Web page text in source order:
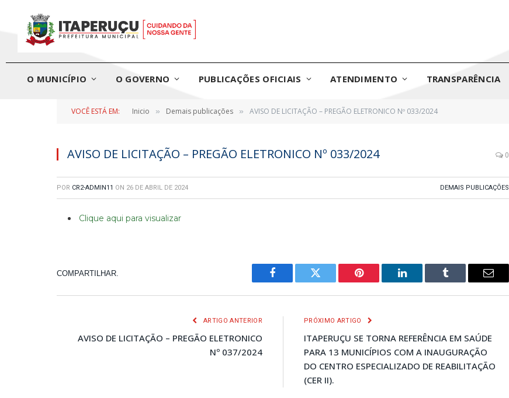
O MUNICÍPIO O GOVERNO PUBLICAÇÕES OFICIAIS ATENDIMENTO TRANSPARÊNCIA
VOCÊ ESTÁ EM: Inicio » Demais publicações » AVISO DE LICITAÇÃO – PREGÃO ELETRONICO Nº 033/2024
AVISO DE LICITAÇÃO – PREGÃO ELETRONICO Nº 033/2024 0
POR CR2-ADMIN11 ON 26 DE ABRIL DE 2024 DEMAIS PUBLICAÇÕES
Clique aqui para visualizar
COMPARTILHAR.
Facebook Twitter Pinterest LinkedIn Tumblr
E-
ARTIGO ANTERIOR
AVISO DE LICITAÇÃO – PREGÃO ELETRONICO
Nº 037/2024
PRÓXIMO ARTIGO
ITAPERUÇU SE TORNA REFERÊNCIA EM SAÚDE
PARA 13 MUNICÍPIOS COM A INAUGURAÇÃO
DO CENTRO ESPECIALIZADO DE REABILITAÇÃO
(CER II).